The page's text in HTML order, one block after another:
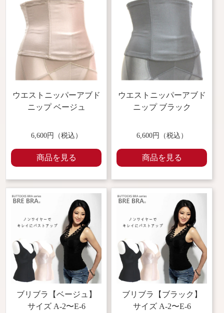
ウエストニッパーアブド
ニップベージュ
6,600円（税込）
商品を見る
ウエストニッパーアブド
ニップ ブラック
6,600円（税込）
商品を見る
ブリブラ【ベージュ】
サイズ A-2〜E-6
ブリブラ【ブラック】
サイズ A-2〜E-6